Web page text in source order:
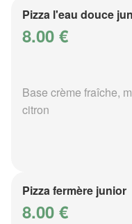
Pizza l'eau douce
8.00 €
Base crème fraîche,
citron
Pizza fermère junior
8.00 €